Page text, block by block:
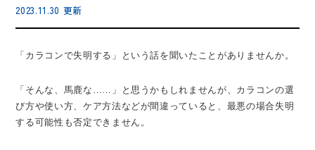
2023.11.30 更新
「カラコンで失明する」という話を聞いたことがありませんか。
「そんな、馬鹿な……」と思うかもしれませんが、カラコンの選
び方や使い方、ケア方法などが間違っていると、最悪の場合失明
する可能性も否定できません。